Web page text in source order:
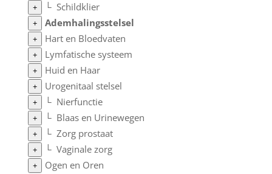
+ └ Schildklier
+ Ademhalingsstelsel
+ Hart en Bloedvaten
+ Lymfatische systeem
+ Huid en Haar
+ Urogenitaal stelsel
+ └ Nierfunctie
+ └ Blaas en Urinewegen
+ └ Zorg prostaat
+ └ Vaginale zorg
+ Ogen en Oren